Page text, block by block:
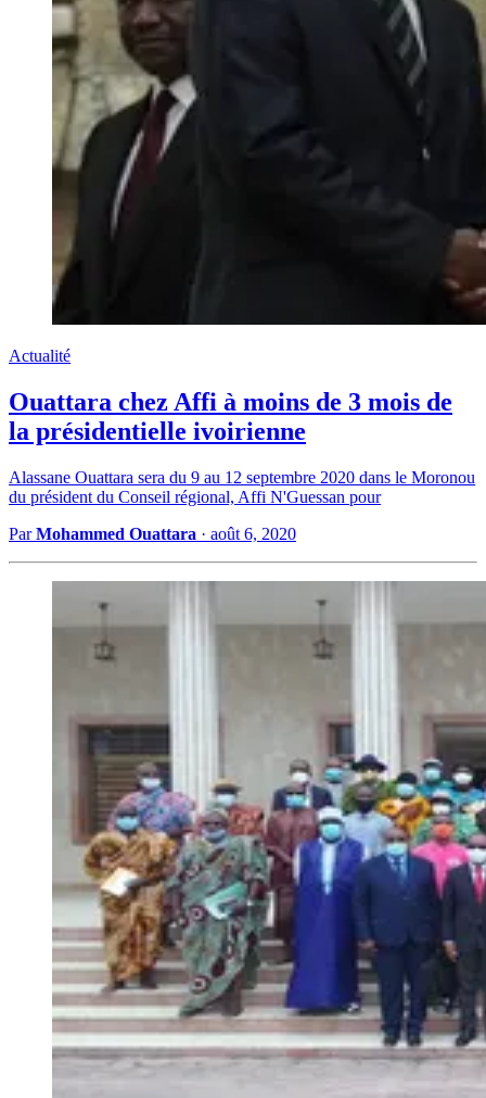
Actualité
Ouattara chez Affi à moins de 3 mois de
la présidentielle ivoirienne
Alassane Ouattara sera du 9 au 12 septembre 2020 dans le Moronou
du président du Conseil régional, Affi N'Guessan pour
ParMohammed Ouattara · août 6, 2020